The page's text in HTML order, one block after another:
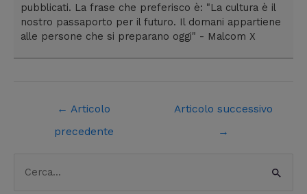
pubblicati. La frase che preferisco è: "La cultura è il
nostro passaporto per il futuro. Il domani appartiene
alle persone che si preparano oggi" - Malcom X
← Articolo
precedente
Articolo successivo
→